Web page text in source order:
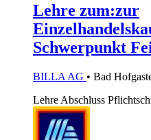
Lehre zum:zur
Schwerpunkt
BILLA AG • Bad
Lehre Abschluss